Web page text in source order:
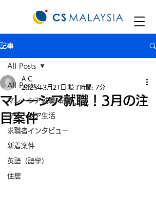
記事
All Posts
マレーシア就職/転職
マレーシア生活
求職者インタビュー
新着案件
英語（語学）
住居
All Posts
マレーシア就職！3月の注
目案件
A C
2025年3月21日 読了時間: 7分